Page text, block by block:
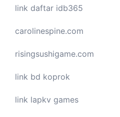
link daftar idb365
carolinespine.com
risingsushigame.com
link bd koprok
link lapkv games